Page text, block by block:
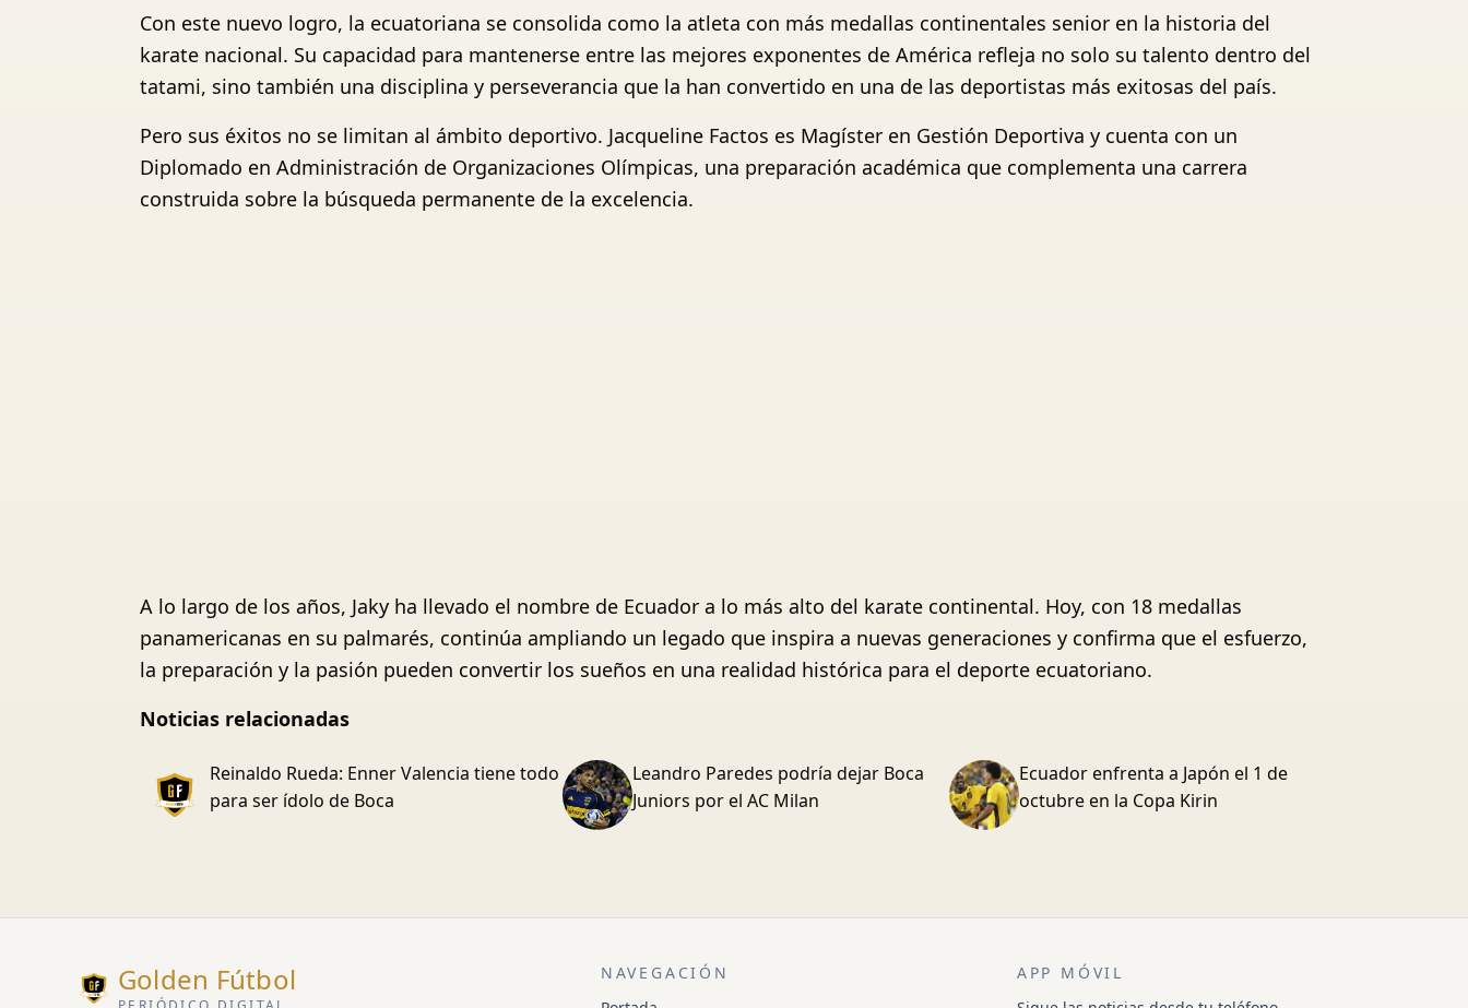
Con este nuevo logro, la ecuatoriana se consolida como la atleta con más medallas continentales senior en la historia del
karate nacional. Su capacidad para mantenerse entre las mejores exponentes de América refleja no solo su talento dentro del
tatami, sino también una disciplina y perseverancia que la han convertido en una de las deportistas más exitosas del país.
Pero sus éxitos no se limitan al ámbito deportivo. Jacqueline Factos es Magíster en Gestión Deportiva y cuenta con un
Diplomado en Administración de Organizaciones Olímpicas, una preparación académica que complementa una carrera
construida sobre la búsqueda permanente de la excelencia.
A lo largo de los años, Jaky ha llevado el nombre de Ecuador a lo más alto del karate continental. Hoy, con 18 medallas
panamericanas en su palmarés, continúa ampliando un legado que inspira a nuevas generaciones y confirma que el esfuerzo,
la preparación y la pasión pueden convertir los sueños en una realidad histórica para el deporte ecuatoriano.
Noticias relacionadas
Reinaldo Rueda: Enner Valencia tiene todo
para ser ídolo de Boca
Leandro Paredes podría dejar Boca
Juniors por el AC Milan
Ecuador enfrenta a Japón el 1 de
octubre en la Copa Kirin
Golden Fútbol
NAVEGACIÓN
APP MÓVIL